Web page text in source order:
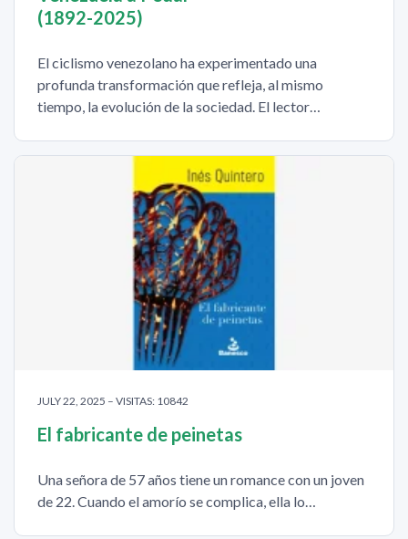
(1892-2025)
El ciclismo venezolano ha experimentado una
profunda transformación que refleja, al mismo
tiempo, la evolución de la sociedad. El lector…
JULY 22, 2025 – VISITAS: 10842
El fabricante de peinetas
Una señora de 57 años tiene un romance con un joven
de 22. Cuando el amorío se complica, ella lo…